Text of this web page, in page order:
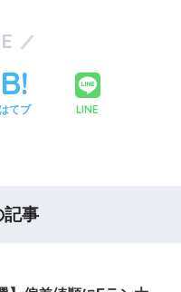
てブ LINE
記事